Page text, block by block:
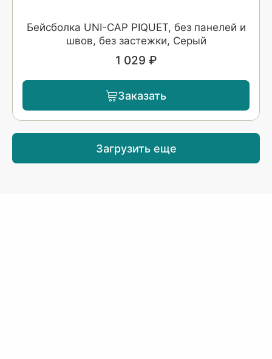
Бейсболка UNI-CAP PIQUET, без панелей и
швов, без застежки, Серый
1 029 ₽
Заказать
Загрузить еще